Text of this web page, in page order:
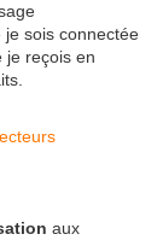
sois connectée
je reçois en
aux